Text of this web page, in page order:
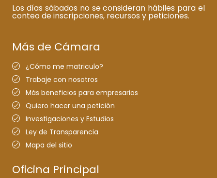
Los días sábados no se consideran hábiles para el
conteo de inscripciones, recursos y peticiones.
Más de Cámara
¿Cómo me matriculo?
Trabaje con nosotros
Más beneficios para empresarios
Quiero hacer una petición
Investigaciones y Estudios
Ley de Transparencia
Mapa del sitio
Oficina Principal